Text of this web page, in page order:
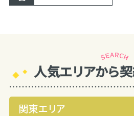
人気エリアから
関東エリア